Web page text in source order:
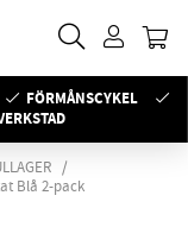
FÖRMÅNSCYKEL
Blå 2-pack